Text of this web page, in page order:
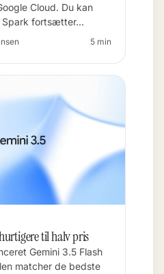
Cloud. Du kan
Spark fortsætter…
5 min
til halv pris
Gemini 3.5 Flash
matcher de bedste